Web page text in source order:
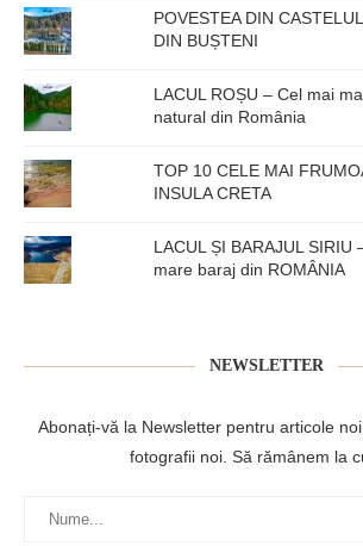
POVESTEA DIN
DIN BUȘTENI
LACUL ROȘU – Cel mai
natural din România
TOP 10 CELE MAI
INSULA CRETA
LACUL ȘI BARAJUL SIRIU
mare baraj din ROMÂNIA
NEWSLETTER
Abonați-vă la Newsletter pentru articole
fotografii noi. Să rămânem la